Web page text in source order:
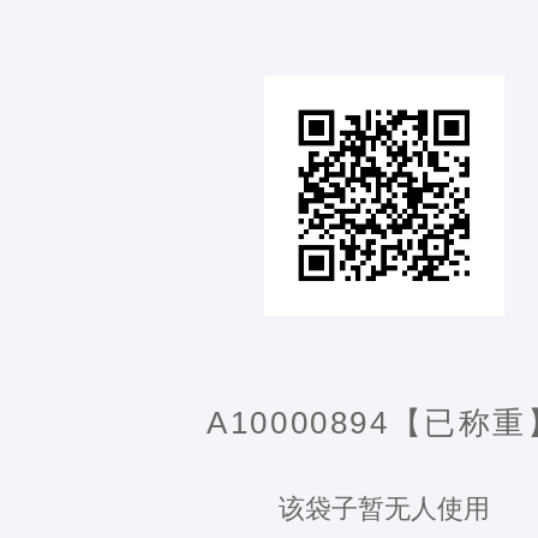
A10000894【已称重
该袋子暂无人使用